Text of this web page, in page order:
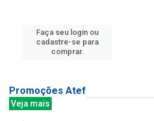
Faça seu login ou
cadastre-se para
comprar.
Promoções Atef
Veja mais